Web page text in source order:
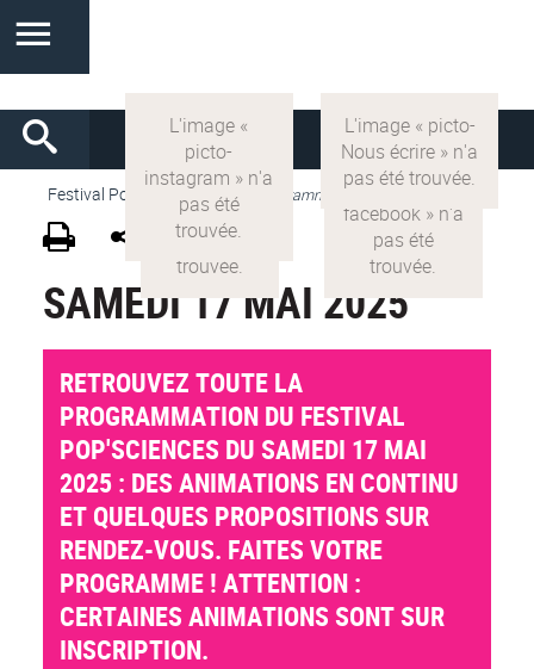
Festival Pop'Sciences >VF Programme 2025
SAMEDI 17 MAI 2025
RETROUVEZ TOUTE LA
PROGRAMMATION DU FESTIVAL
POP'SCIENCES DU SAMEDI 17 MAI
2025 : DES ANIMATIONS EN CONTINU
ET QUELQUES PROPOSITIONS SUR
RENDEZ-VOUS. FAITES VOTRE
PROGRAMME ! ATTENTION :
CERTAINES ANIMATIONS SONT SUR
INSCRIPTION.